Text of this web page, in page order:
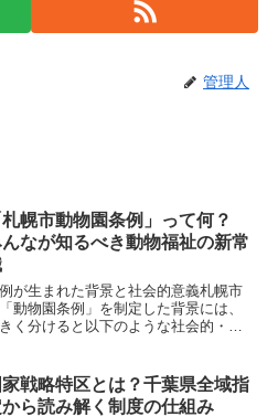
管理人
札幌市動物園条例」って何？
なが知るべき動物福祉の新常
が生まれた背景と社会的意義札幌市
動物園条例」を制定した背景には、
く分けると以下のような社会的・歴
が絶滅の危機に瀕しており、「生物
性の保全」が地球規模...
家戦略特区とは？千葉県全域指
から読み解く制度の仕組み